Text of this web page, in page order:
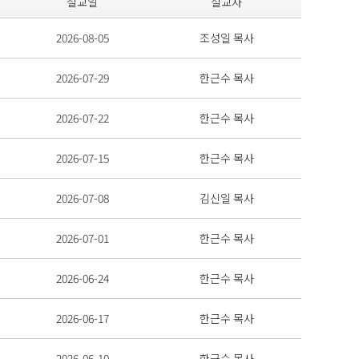
2026-08-05 조성일 목사
2026-07-29 한근수 목사
2026-07-22 한근수 목사
2026-07-15 한근수 목사
2026-07-08 김신일 목사
2026-07-01 한근수 목사
2026-06-24 한근수 목사
2026-06-17 한근수 목사